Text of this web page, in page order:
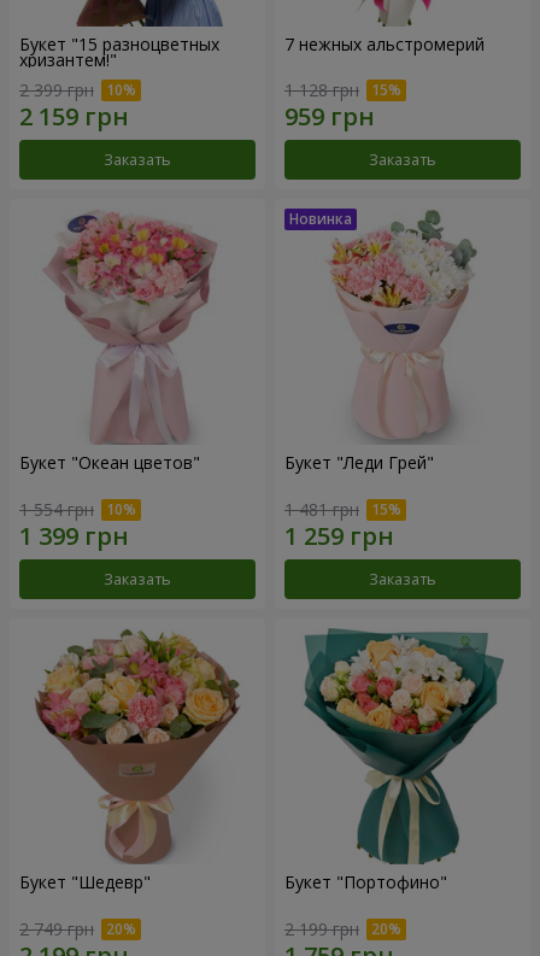
Букет "15 разноцветных
хризантем!"
2 399 грн
Заказать
7 нежных альстромерий
1 128 грн
Заказать
Букет "Океан цветов"
1 554 грн
Заказать
Букет "Леди Грей"
1 481 грн
Заказать
Букет "Шедевр"
2 749 грн
Букет "Портофино"
2 199 грн